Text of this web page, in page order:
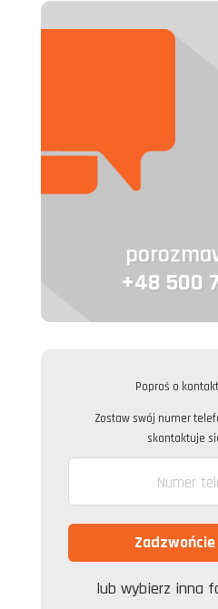
+48 500
Poproś o
Zostaw swój numer
skontaktuje
lub wybierz inna